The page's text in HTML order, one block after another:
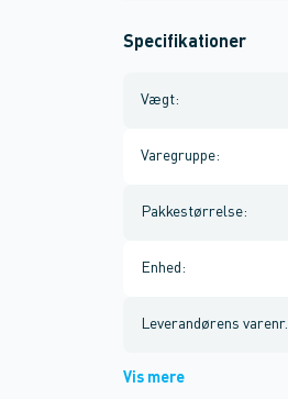
Specifikationer
Vægt:
Varegruppe:
Pakkestørrelse:
Enhed :
Leverandørens varenr.
Vis mere